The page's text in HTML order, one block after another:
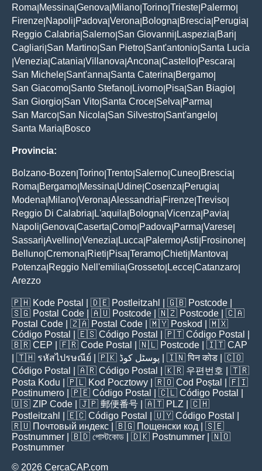
Roma Messina Genova Milano Torino Trieste Palermo
Firenze Napoli Padova Verona Bologna Brescia Perugia
Reggio Calabria Salerno San Giovanni Laspezia Bari
Cagliari San Martino San Pietro Sant'antonio Santa Lucia
Venezia Catania Villanova Ancona Castello Pescara
San Michele Sant'anna Santa Caterina Bergamo
San Giacomo Santo Stefano Livorno Pisa San Biagio
San Giorgio San Vito Santa Croce Selva Parma
San Marco San Nicola San Silvestro Sant'angelo
Santa Maria Bosco
Provincia:
Bolzano-Bozen Torino Trento Salerno Cuneo Brescia
Roma Bergamo Messina Udine Cosenza Perugia
Modena Milano Verona Alessandria Firenze Treviso
Reggio Di Calabria L'aquila Bologna Vicenza Pavia
Napoli Genova Caserta Como Padova Parma Varese
Sassari Avellino Venezia Lucca Palermo Asti Frosinone
Belluno Cremona Rieti Pisa Teramo Chieti Mantova
Potenza Reggio Nell'emilia Grosseto Lecce Catanzaro
Arezzo
🇵🇭 Kode Postal | 🇩🇪 Postleitzahl | 🇬🇧 Postcode
🇸🇬 Postal Code | 🇦🇺 Postcode | 🇳🇿 Postcode | 🇨🇦
Postal Code | 🇿🇦 Postal Code | 🇲🇾 Poskod
| 🇲🇽
Código Postal
| 🇪🇸 Código Postal | 🇵🇹 Código Postal
🇧🇷 CEP | 🇫🇷 Code Postal | 🇳🇱 Postcode | 🇮🇹 CAP
| 🇹🇭 รหัสไปรษณีย์ | 🇵🇰 پوسٹل کوڈ | 🇮🇳पिन कोड | 🇨🇴
Código Postal
| 🇦🇷 Código Postal | 🇰🇷 우편번호
| 🇹🇷
Posta Kodu | 🇵🇱 Kod Pocztowy | 🇷🇴 Cod Poștal
| 🇫🇮
Postinumero | 🇵🇪 Código Postal | 🇨🇱 Código Postal
🇺🇸 ZIP Code | 🇯🇵 郵便番号 | 🇦🇹 PLZ | 🇨🇭
Postleitzahl
| 🇪🇨 Código Postal | 🇺🇾 Código Postal
🇷🇺 Почтовый индекс | 🇧🇬 Пощенски код | 🇸🇪
Postnummer | 🇧🇩 পোস্টকোড | 🇩🇰 Postnummer | 🇳🇴
Postnummer
© 2026 CercaCAP.com